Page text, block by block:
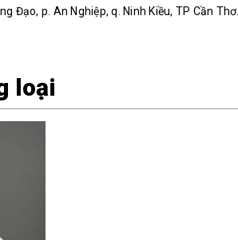
Đạo, p. An Nghiệp, q. Ninh Kiều, TP Cần Thơ.
loại